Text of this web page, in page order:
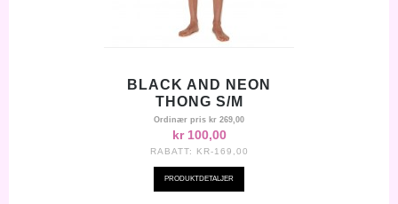
BLACK AND NEON
THONG S/M
Ordinær pris kr 269,00
kr 100,00
RABATT: KR-169,00
PRODUKTDETALJER